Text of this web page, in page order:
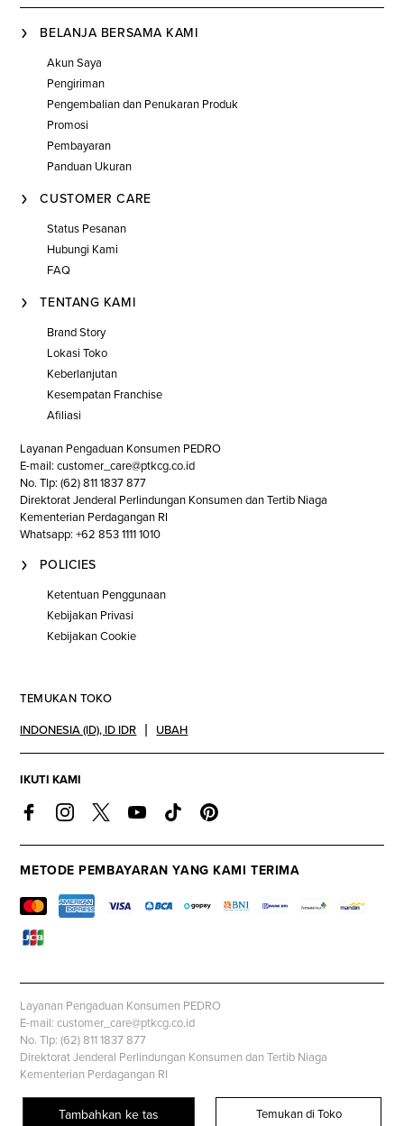
Tambahkan ke tas Temukan di Toko
BELANJA BERSAMA KAMI
Akun Saya
Pengiriman
Pengembalian dan Penukaran Produk
Promosi
Pembayaran
Panduan Ukuran
CUSTOMER CARE
Status Pesanan
Hubungi Kami
FAQ
TENTANG KAMI
Brand Story
Lokasi Toko
Keberlanjutan
Kesempatan Franchise
Afiliasi
Layanan Pengaduan Konsumen PEDRO
E-mail: customer_care@ptkcg.co.id
No. Tlp: (62) 811 1837 877
Direktorat Jenderal Perlindungan Konsumen dan Tertib Niaga
Kementerian Perdagangan RI
Whatsapp: +62 853 1111 1010
POLICIES
Ketentuan Penggunaan
Kebijakan Privasi
Kebijakan Cookie
TEMUKAN TOKO
INDONESIA (ID), ID IDR UBAH
IKUTI KAMI
METODE PEMBAYARAN YANG KAMI TERIMA
Layanan Pengaduan Konsumen PEDRO
E-mail: customer_care@ptkcg.co.id
No. Tlp: (62) 811 1837 877
Direktorat Jenderal Perlindungan Konsumen dan Tertib Niaga
Kementerian Perdagangan RI